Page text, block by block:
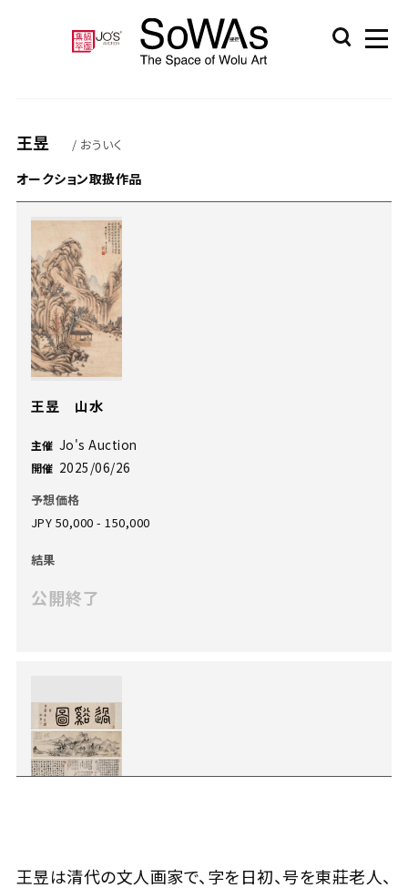
王昱 / おういく
王昱は清代の文人画家で、字を日初、号を東莊老人、
オークション取扱作品
王昱 山水
主催 Jo's Auction
開催 2025/06/26
予想価格
JPY 50,000 - 150,000
結果
公開終了
王昱(清中期) 過溪圖